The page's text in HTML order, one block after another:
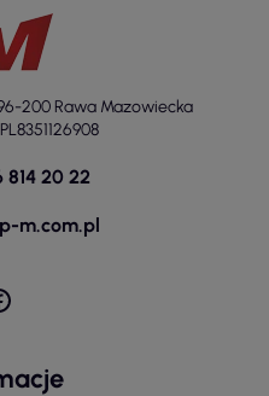
200 Rawa Mazowiecka
814 20 22
m.com.pl